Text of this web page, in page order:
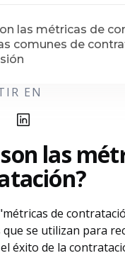
las métricas de
comunes de
EN
las
de
que se utilizan para
éxito de la